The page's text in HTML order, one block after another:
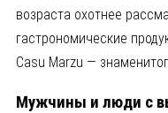
возраста охотнее
гастрономические
Casu Marzu —
Мужчины и люди с